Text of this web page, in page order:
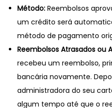
Método: Reembolsos
um crédito será
método de pagamento
Reembolsos Atrasados ou
recebeu um reembolso,
bancária novamente.
administradora do seu
algum tempo até que o